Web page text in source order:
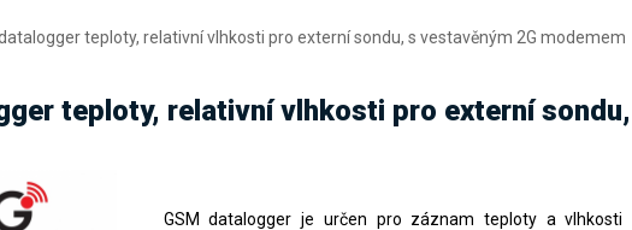
teploty, relativní vlhkosti pro externí sondu, s vestavěným 2G modemem
teploty, relativní vlhkosti pro externí
GSM datalogger je určen pro záznam teploty a vlhkosti